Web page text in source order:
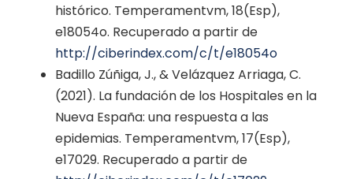
histórico. Temperamentvm, 18(Esp),
e18054o. Recuperado a partir de
http://ciberindex.com/c/t/e18054o
Badillo Zúñiga, J., & Velázquez Arriaga, C.
(2021). La fundación de los Hospitales en la
Nueva España: una respuesta a las
epidemias. Temperamentvm, 17(Esp),
e17029. Recuperado a partir de